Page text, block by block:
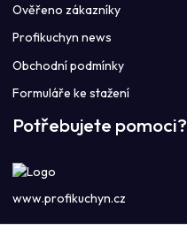
Ověřeno zákazníky
Profikuchyn news
Obchodní podmínky
Formuláře ke stažení
Potřebujete pomoci?
www.profikuchyn.cz